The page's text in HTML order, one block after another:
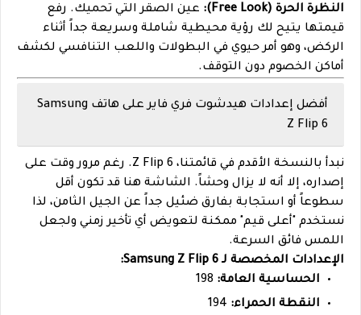
النظرة الحرة (Free Look):
عين الصقر التي تحميك. رفع
قيمتها يتيح لك رؤية محيطية شاملة وسريعة جداً أثناء
الركض، وهو أمر حيوي في البطولات واللعب التنافسي لكشف
أماكن الخصوم دون التوقف.
أفضل إعدادات هيدشوت فري فاير على هاتف Samsung
Z Flip 6
نبدأ بالنسخة الأقدم في قائمتنا، Z Flip 6. رغم مرور وقت على
إصداره، إلا أنه لا يزال وحشاً. الشاشة هنا قد تكون أقل
سطوعاً أو استجابة بفارق ضئيل جداً عن الجيل الثامن، لذا
نستخدم "أعلى قيم" ممكنة لتعويض أي تأخير زمني ولجعل
اللمس فائق السرعة.
الإعدادات المخصصة لـ Samsung Z Flip 6:
الحساسية العامة:
النقطة الحمراء: